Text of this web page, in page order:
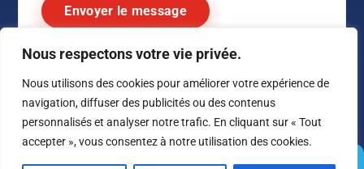
Nous respectons votre vie privée.
Nous utilisons des cookies pour améliorer votre expérience de
navigation, diffuser des publicités ou des contenus
personnalisés et analyser notre trafic. En cliquant sur « Tout
accepter », vous consentez à notre utilisation des cookies.
Alternative:
© 1980 –2026Maison MGA – Tous droits réservés –Conditions